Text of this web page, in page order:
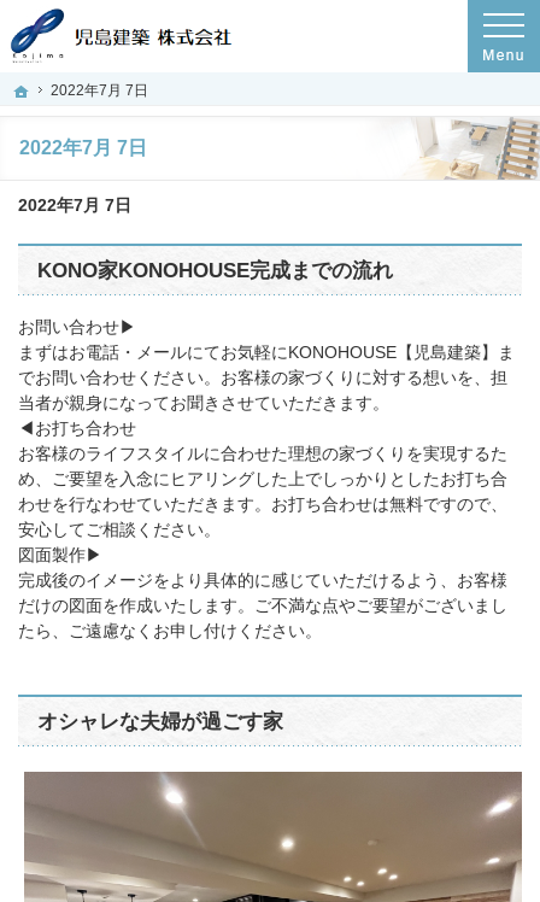
ホーム
2022年7月 7日
2022年7月 7日
プロの目線からご提案。岡山県玉野市の注文住宅・新築戸建てを手がける工務店
岡山県岡山市の新築・注文住宅・新築戸建てを手がける工務店ならコノハウス
2022年7月 7日
KONO家KONOHOUSE完成までの流れ
お問い合わせ▶︎
まずはお電話・メールにてお気軽にKONOHOUSE【児島建築】ま
でお問い合わせください。お客様の家づくりに対する想いを、担
当者が親身になってお聞きさせていただきます。
◀︎お打ち合わせ
お客様のライフスタイルに合わせた理想の家づくりを実現するた
め、ご要望を入念にヒアリングした上でしっかりとしたお打ち合
わせを行なわせていただきます。お打ち合わせは無料ですので、
安心してご相談ください。
図面製作▶︎
完成後のイメージをより具体的に感じていただけるよう、お客様
だけの図面を作成いたします。ご不満な点やご要望がございまし
たら、ご遠慮なくお申し付けください。
オシャレな夫婦が過ごす家